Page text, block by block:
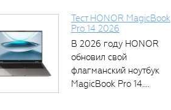
Тест HONOR MagicBook
Pro 14 2026
В 2026 году HONOR
обновил свой
флагманский ноутбук
MagicBook Pro 14....